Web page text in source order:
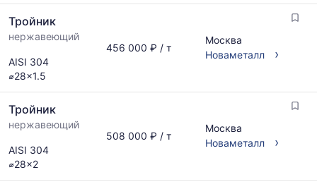
по
актуальным
предложениям
обновляется
по
мере
обновления
прайс-
листов.
Тройник
нержавеющий
AISI 304
⌀28x1.5
456 000 ₽ / т
Москва
Новаметалл
›
Тройник
нержавеющий
AISI 304
⌀28x2
508 000 ₽ / т
Москва
Новаметалл
›